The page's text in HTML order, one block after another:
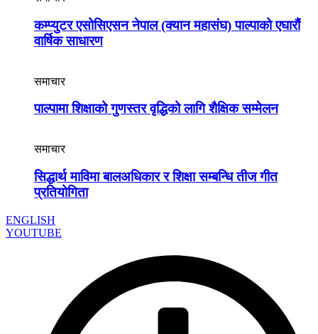
कम्प्युटर एसोसिएसन नेपाल (क्यान महासंघ) पाल्पाको एघारौं
वार्षिक साधारण
समाचार
पाल्पामा शिक्षाको गुणस्तर वृद्धिको लागि शैक्षिक सम्मेलन
समाचार
सिद्धार्थ माविमा बालअधिकार र शिक्षा सम्बन्धि तीज गीत
प्रतियोगिता
ENGLISH
YOUTUBE